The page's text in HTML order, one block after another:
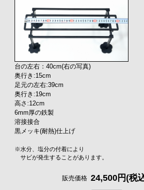
台の左右：40cm(右の写真)
奥行き:15cm
足元の左右:39cm
奥行き:19cm
高さ:12cm
6mm厚の鉄製
溶接接合
黒メッキ(耐熱)仕上げ
※水分、塩分の付着により
サビが発生することがあります。
販売価格 24,500円(税